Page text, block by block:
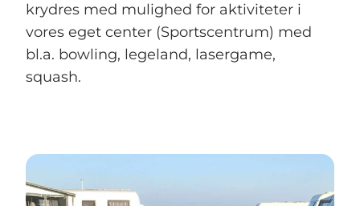
krydres med mulighed for aktiviteter i
vores eget center (Sportscentrum) med
bl.a. bowling, legeland, lasergame,
squash.